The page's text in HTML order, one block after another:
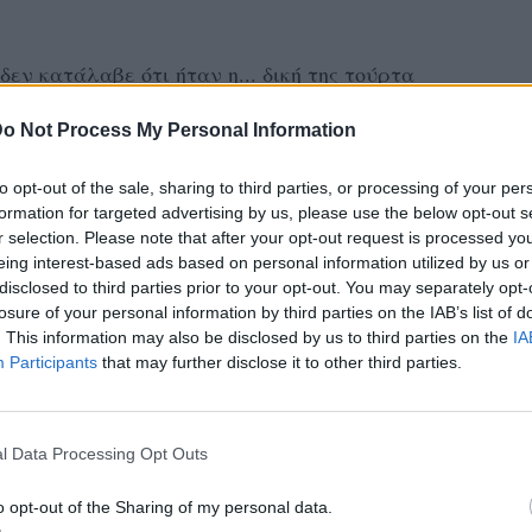
Not Process My Personal Information
opt-out of the sale, sharing to third parties, or processing of your
for targeted advertising by us, please use the below opt-out
selection. Please note that after your opt-out request is processed
interest-based ads based on personal information utilized by us
to third parties prior to your opt-out. You may separately
of your personal information by third parties on the IAB’s list of
This information may also be disclosed by us to third parties on the
Participants that may further disclose it to other third parties.
Data Processing Opt Outs
opt-out of the Sharing of my personal data.
κατάλαβε ότι ήταν η... δική της τούρτα
το κεράκι της πάντως, έκανε και την ευχή
κανονικά.
gala είναι μαγνητοσκοπημένο, η
με τις μέρες... και δεν σκέφτηκε
ημέρα που η εκπομπή θα έβγαινε στον